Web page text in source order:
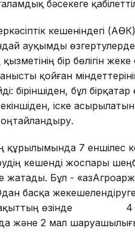
бәсекеге
кешеніндегі
ауқымды
бір бөлігін
қойған
біріншіден, бұл
іске
құрылымында 7 еншілес
кешенді
жатады. Бұл -
басқа
уақыттың өзінде 4
және 2 мал